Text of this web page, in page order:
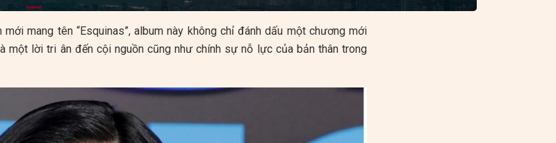
mang tên “Esquinas”, album này không chỉ đánh dấu một chương mới
một lời tri ân đến cội nguồn cũng như chính sự nỗ lực của bản thân trong